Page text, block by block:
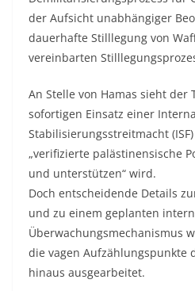
der Aufsicht unabhängiger
dauerhafte Stilllegung von
vereinbarten
An Stelle von Hamas sieht der
sofortigen Einsatz einer
Stabilisierungsstreitmacht
„verifizierte palästinensische
und unterstützen“ wird.
Doch entscheidende Details
und zu einem geplanten
Überwachungsmechanismus
die vagen Aufzählungspunkte
hinaus ausgearbeitet.